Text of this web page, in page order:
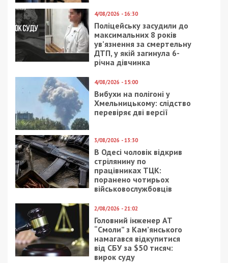
4/08/2026 - 16:30
Поліцейську засудили до
максимальних 8 років
ув’язнення за смертельну
ДТП, у якій загинула 6-
річна дівчинка
4/08/2026 - 15:00
Вибухи на полігоні у
Хмельницькому: слідство
перевіряє дві версії
3/08/2026 - 13:30
В Одесі чоловік відкрив
стрілянину по
працівниках ТЦК:
поранено чотирьох
військовослужбовців
2/08/2026 - 21:02
Головний інженер АТ
“Смоли” з Кам’янського
намагався відкупитися
від СБУ за $50 тисяч:
вирок суду